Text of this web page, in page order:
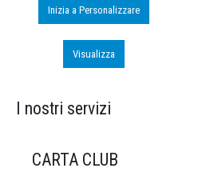
Inizia a Personalizzare
Visualizza
I nostri servizi
CARTA CLUB